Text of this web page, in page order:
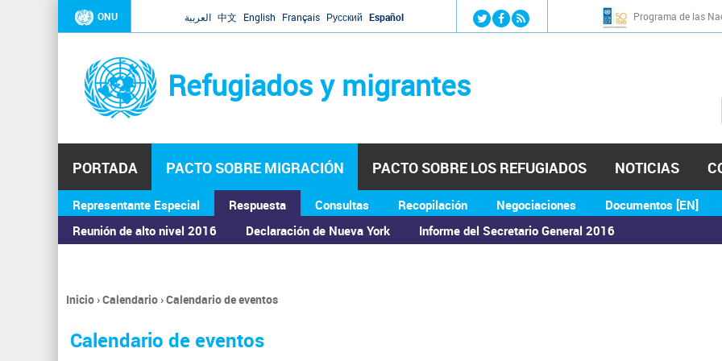
Jump to navigation
ONU العربية 中文 English Français Русский Español Programa de las
Refugiados y migrantes
PORTADA PACTO SOBRE MIGRACIÓN
Representante Especial
Respuesta
Reunión de alto nivel 2016
Declaración de Nueva York Informe del Secretario General 2016
Consultas Recopilación Negociaciones Documentos [EN]
PACTO SOBRE LOS REFUGIADOS NOTICIAS
ASAMBLEA GENERAL
Se
encuentra
usted
Inicio›Calendario›Calendario de eventos
Calendario de eventos